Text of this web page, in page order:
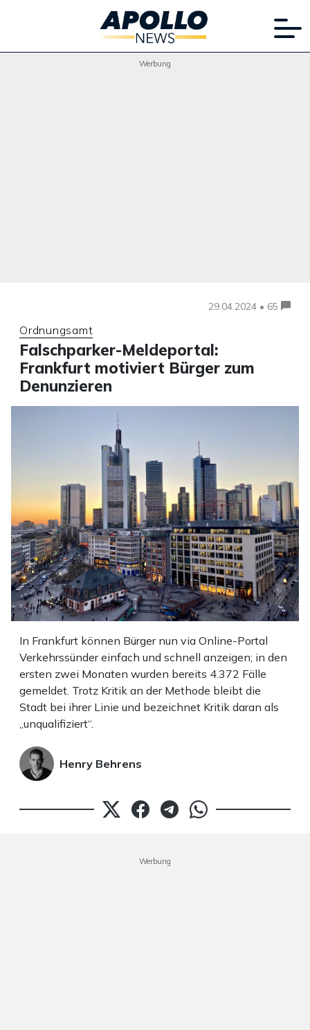
Werbung
29.04.2024 • 65
Ordnungsamt
Falschparker-Meldeportal:
Frankfurt motiviert Bürger zum
Denunzieren
In Frankfurt können Bürger nun via Online-Portal
Verkehrssünder einfach und schnell anzeigen; in den
ersten zwei Monaten wurden bereits 4.372 Fälle
gemeldet. Trotz Kritik an der Methode bleibt die
Stadt bei ihrer Linie und bezeichnet Kritik daran als
„unqualifiziert“.
Henry Behrens
Werbung